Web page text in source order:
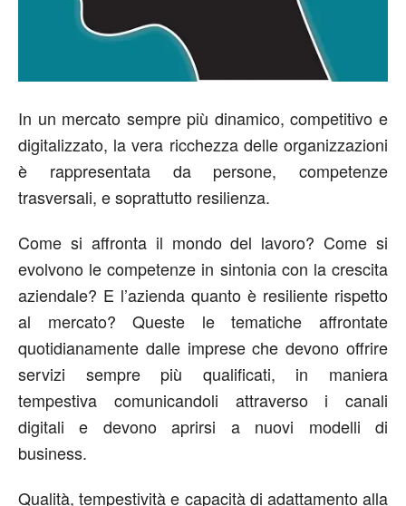
In un mercato sempre più dinamico, competitivo e
digitalizzato, la vera ricchezza delle organizzazioni
è rappresentata da persone, competenze
trasversali, e soprattutto resilienza.
Come si affronta il mondo del lavoro? Come si
evolvono le competenze in sintonia con la crescita
aziendale? E l’azienda quanto è resiliente rispetto
al mercato? Queste le tematiche affrontate
quotidianamente dalle imprese che devono offrire
servizi sempre più qualificati, in maniera
tempestiva comunicandoli attraverso i canali
digitali e devono aprirsi a nuovi modelli di
business.
Qualità, tempestività e capacità di adattamento alla